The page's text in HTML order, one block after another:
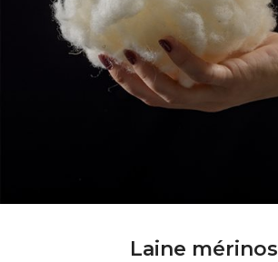
Laine mérinos